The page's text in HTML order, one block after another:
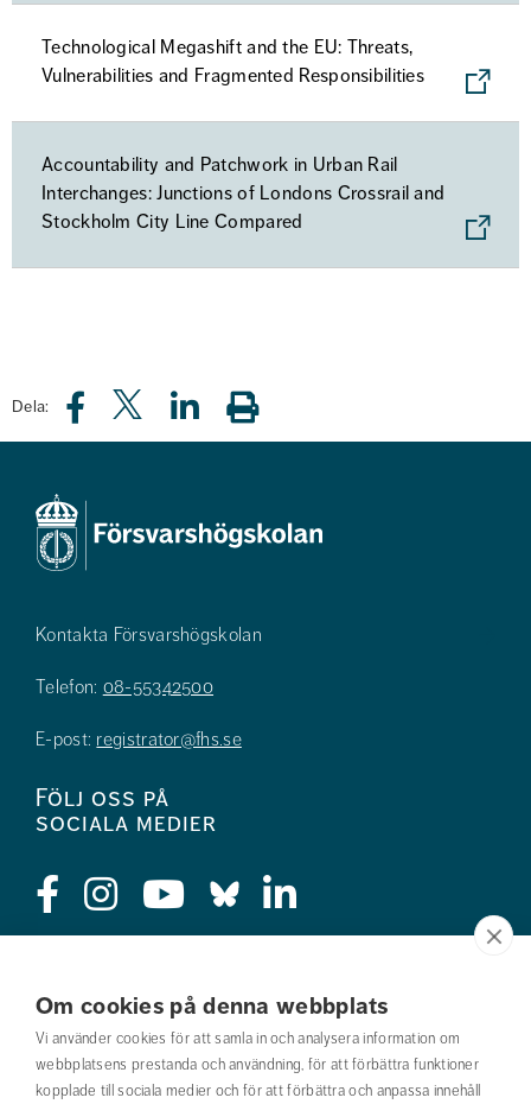
Om cookies på denna webbplats
Vi använder cookies för att samla in och analysera information om
webbplatsens prestanda och användning, för att förbättra funktioner
kopplade till sociala medier och för att förbättra och anpassa innehåll
Technological Megashift and the EU: Threats,
Vulnerabilities and Fragmented Responsibilities
Accountability and Patchwork in Urban Rail
Interchanges: Junctions of Londons Crossrail and
Stockholm City Line Compared
Dela:
Kontakta Försvarshögskolan
Telefon: 08-55342500
E-post: registrator@fhs.se
Följ oss på
sociala medier
Jobba hos oss
Nyhetsbrev